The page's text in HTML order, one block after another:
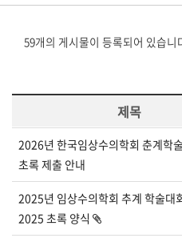
59개의 게시물이 등록되어 있습니
제목
2026년 한국임상수의학회 춘계학
초록 제출 안내
2025년 임상수의학회 추계 학술대
2025 초록 양식